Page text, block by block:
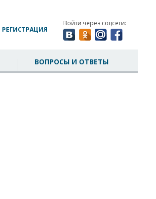
РЕГИСТРАЦИЯ
Войти через соцсети:
ВОПРОСЫ И ОТВЕТЫ